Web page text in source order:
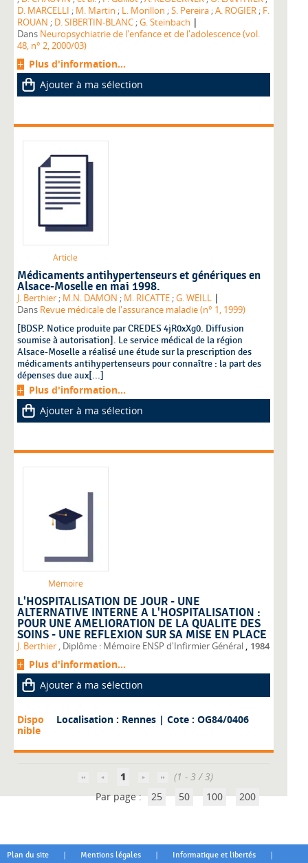
D. MARCELLI ; M. Martin ; L. Morillon ;S. Pereira ;A. ROGIER ; F.
ROUAN ; D. SIBERTIN-BLANC ;G. Steinbach |
Dans Neuropsychiatrie de l'enfance et de l'adolescence (vol.
48, n° 2, 2000/03)
Plus d'information...
Ajouter à ma sélection
Article
Médicaments antihypertenseurs et génériques en
Alsace-Moselle en mai 1998.
J. Berthier ; M.N. DAMON ; M. RICATTE ;G. WEILL |
Dans Revue médicale de l'assurance maladie (n° 1, 1999)
[BDSP. Notice produite par CREDES 4jR0xXg0. Diffusion
soumise à autorisation]. Le service médical de la région
Alsace-Moselle a réalisé une étude sur la prescription des
médicaments antihypertenseurs pour connaître : la part des
dépenses due aux[...]
Plus d'information...
Ajouter à ma sélection
Mémoire
L'HOSPITALISATION DE JOUR - UNE
ALTERNATIVE INTERNE A L'HOSPITALISATION :
POUR UNE AMELIORATION DE LA QUALITE DES
SOINS - UNE REFLEXION SUR SA MISE EN PLACE
J. Berthier , Diplôme : Mémoire ENSP d'Infirmier Général , 1984
Plus d'information...
Ajouter à ma sélection
Dispo
nible
Localisation : Rennes | Cote : OG84/0406
1
(1 - 3 / 3)
Par page : 25 50 100 200
Plan du site | Mentions légales | Informatique et libertés |